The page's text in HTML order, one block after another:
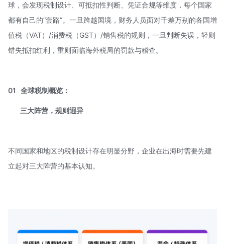
球，会发现税制设计、可抵扣性判断、凭证合规等维度，每个国家
都有自己的“套路”。一旦跨越国境，财务人员面对千差万别的各国增
值税（VAT）/消费税（GST）/销售税的规则，一旦判断失误，轻则
错失抵扣红利，重则面临海外税局的罚款与稽查。
01 全球税制概览：
三大阵营，规则迥异
不同国家和地区的税制设计存在明显分野，企业在出海时需要先建
立起对三大阵营的基本认知。